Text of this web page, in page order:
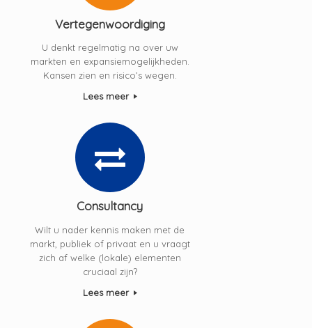
Vertegenwoordiging
U denkt regelmatig na over uw
markten en expansiemogelijkheden.
Kansen zien en risico’s wegen.
Lees meer
Consultancy
Wilt u nader kennis maken met de
markt, publiek of privaat en u vraagt
zich af welke (lokale) elementen
cruciaal zijn?
Lees meer